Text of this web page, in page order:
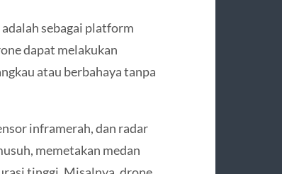
sebagai platform
dapat melakukan
atau berbahaya tanpa
inframerah, dan radar
memetakan medan